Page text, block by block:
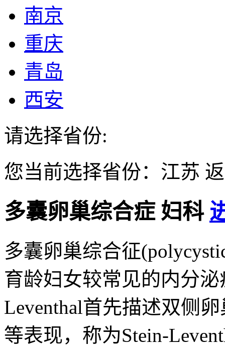
南京
重庆
青岛
西安
请选择省份:
您当前选择省份： 江苏
多囊卵巢综合症 妇科
多囊卵巢综合征
育龄妇女较常见的内分
Leventhal首先描述双侧
等表现，称为Stein-